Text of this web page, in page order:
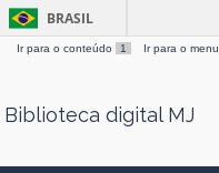
Skip
BRASIL
Ir para o conteúdo 1 Ir para o menu
Biblioteca digital MJ